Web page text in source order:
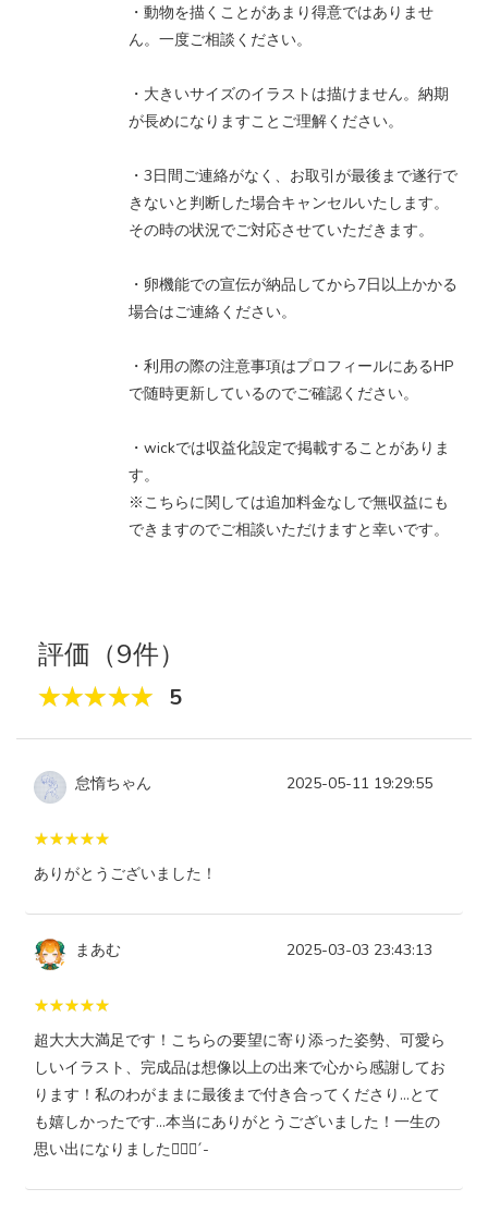
・動物を描くことがあまり得意ではありませ
ん。一度ご相談ください。
・大きいサイズのイラストは描けません。納期
が長めになりますことご理解ください。
・3日間ご連絡がなく、お取引が最後まで遂行で
きないと判断した場合キャンセルいたします。
その時の状況でご対応させていただきます。
・卵機能での宣伝が納品してから7日以上かかる
場合はご連絡ください。
・利用の際の注意事項はプロフィールにあるHP
で随時更新しているのでご確認ください。
・wickでは収益化設定で掲載することがありま
す。
※こちらに関しては追加料金なしで無収益にも
できますのでご相談いただけますと幸いです。
評価（9件）
5
怠惰ちゃん 2025-05-11 19:29:55
ありがとうございました！
まあむ 2025-03-03 23:43:13
超大大大満足です！こちらの要望に寄り添った姿勢、可愛ら
しいイラスト、完成品は想像以上の出来で心から感謝してお
ります！私のわがままに最後まで付き合ってくださり…とて
も嬉しかったです…本当にありがとうございました！一生の
思い出になりました🙇🏻‍♀️´-